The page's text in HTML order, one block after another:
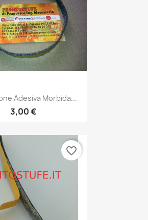
Anteprima
Adesiva Morbida...
3,00 €
favorite_border